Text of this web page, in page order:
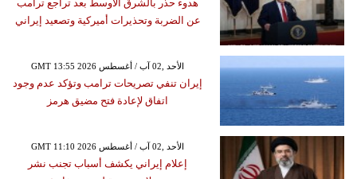
هدوء حذر بالشرق الأوسط بعد تراجع ترامب
عن الضربة وتحذيرات أميركية وتصعيد إيراني
GMT 13:55 2026 الأحد ,02 آب / أغسطس
إيران تنفي تصريحات ترامب وتؤكد عدم وجود
اتفاق لإعادة فتح مضيق هرمز
GMT 11:10 2026 الأحد ,02 آب / أغسطس
إعلام إيراني يكشف أسباب تجنب نشر